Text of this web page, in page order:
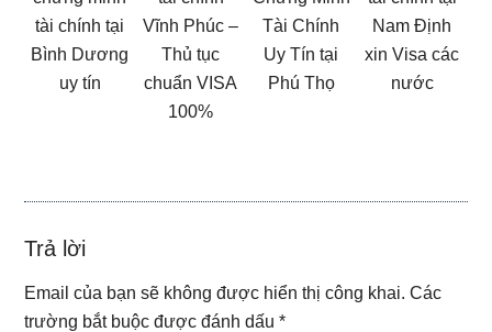
tài chính tại
Bình Dương
uy tín
Vĩnh Phúc –
Thủ tục
chuẩn VISA
100%
Tài Chính
Uy Tín tại
Phú Thọ
Nam Định
xin Visa các
nước
Reader
Trả lời
Email của bạn sẽ không được hiển thị công khai. Các
trường bắt buộc được đánh dấu*